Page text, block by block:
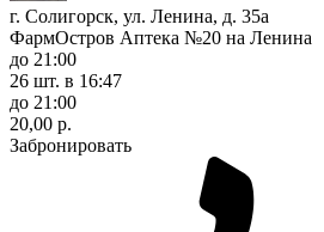
г. Солигорск, ул. Ленина, д. 35а
ФармОстров Аптека №20 на Ленина
до 21:00
26 шт. в 16:47
до 21:00
20,00 р.
Забронировать